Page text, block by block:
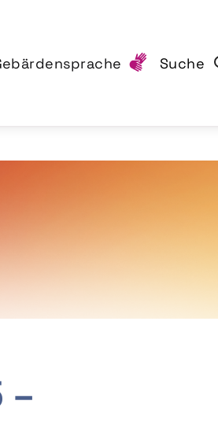
Suche
–